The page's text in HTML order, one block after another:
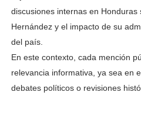
discusiones internas en
Hernández y el impacto de su
del país.
En este contexto, cada mención
relevancia informativa, ya sea en
debates políticos o revisiones